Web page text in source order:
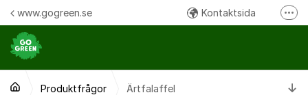
Hoppa till innehåll
www.gogreen.se Kontaktsida
Ring oss:
Produktfrågor Ärtfalaffel